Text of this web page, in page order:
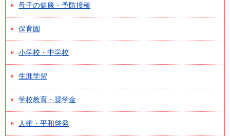
母子の健康・予防接種
保育園
小学校・中学校
生涯学習
学校教育・奨学金
人権・平和啓発